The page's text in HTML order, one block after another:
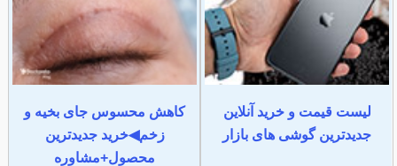
لیست قیمت و خرید آنلاین
جدیدترین گوشی های بازار
کاهش محسوس جای بخیه و
زخم◀خرید جدیدترین
محصول+مشاوره